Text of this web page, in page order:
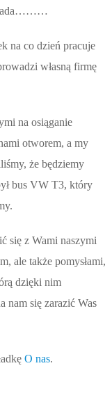
na co dzień pracuje
własną firmę
na osiąganie
otworem, a my
że będziemy
bus VW T3, który
się z Wami naszymi
ale także pomysłami,
dzięki nim
nam się zarazić Was
O nas.